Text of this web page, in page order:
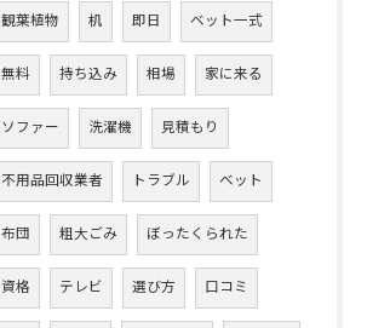
観葉植物 机 即日 ベット一式
無料 持ち込み 相場 家に来る
ソファー 洗濯機 見積もり
不用品回収業者 トラブル ベット
布団 粗大ごみ ぼったくられた
資格 テレビ 選び方 口コミ